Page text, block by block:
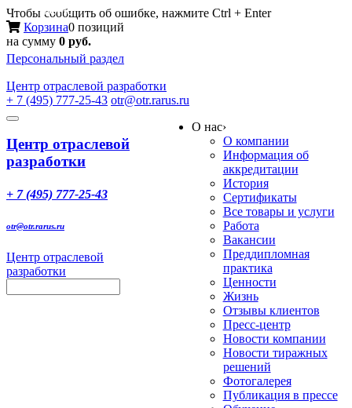
Чтобы сообщить об ошибке, нажмите Ctrl + Enter
Корзина0 позиций
на сумму 0 руб.
Персональный раздел
Центр отраслевой разработки
+ 7 (495) 777-25-43 otr@otr.rarus.ru
Toggle
Меню
Центр отраслевой
разработки
+ 7 (495) 777-25-43
otr@otr.rarus.ru
Центр отраслевой
разработки
О нас›
О компании
Информация об
аккредитации
История
Сертификаты
Все товары и услуги
Работа
Вакансии
Преддипломная
практика
Ценности
Жизнь
Отзывы клиентов
Пресс-центр
Новости компании
Новости тиражных
решений
Фотогалерея
Публикация в прессе